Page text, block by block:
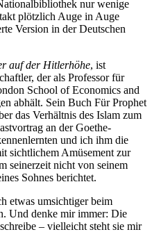
nur wenige
plötzlich Auge in Auge
Version in der Deutschen
auf der Hitlerhöhe, ist
der als Professor für
School of Economics and
abhält. Sein Buch Für Prophet
das Verhältnis des Islam zum
an der Goethe-
und ich ihm die
sichtlichem Amüsement zur
seinerzeit nicht von seinem
Sohnes berichtet.
etwas umsichtiger beim
Und denke mir immer: Die
– vielleicht steht sie mir